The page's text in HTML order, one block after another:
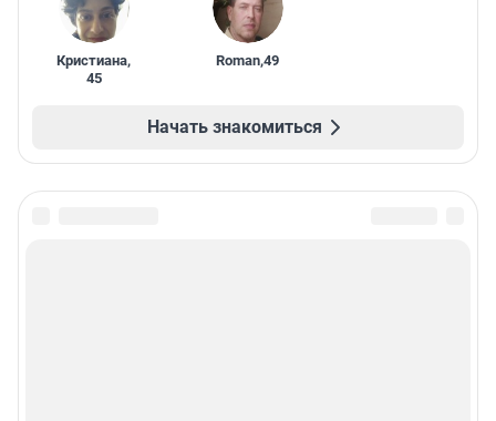
Кристиана,
45
Roman,49
Начать знакомиться